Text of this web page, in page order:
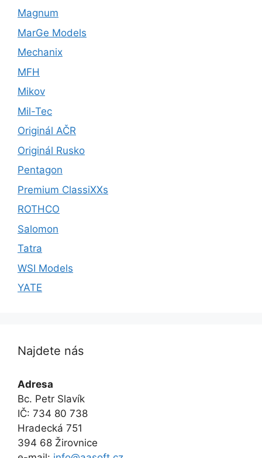
Magnum
MarGe Models
Mechanix
MFH
Mikov
Mil-Tec
Originál AČR
Originál Rusko
Pentagon
Premium ClassiXXs
ROTHCO
Salomon
Tatra
WSI Models
YATE
Najdete nás
Adresa
Bc. Petr Slavík
IČ: 734 80 738
Hradecká 751
394 68 Žirovnice